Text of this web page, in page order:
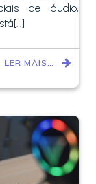
de áudio,
LER MAIS…